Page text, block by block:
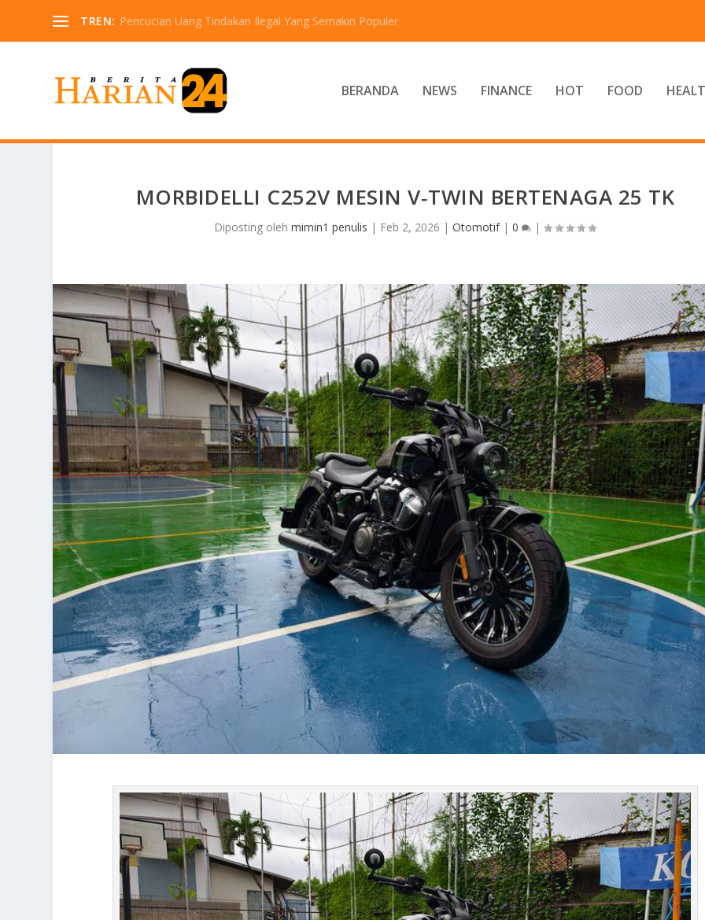
TREN: Pencucian Uang Tindakan Ilegal Yang Semakin Populer
BERANDA NEWS FINANCE HOT FOOD
MORBIDELLI C252V MESIN V‑TWIN BERTENAGA 25 TK
Diposting olehmimin1 penulis | Feb 2, 2026 |Otomotif|0 |